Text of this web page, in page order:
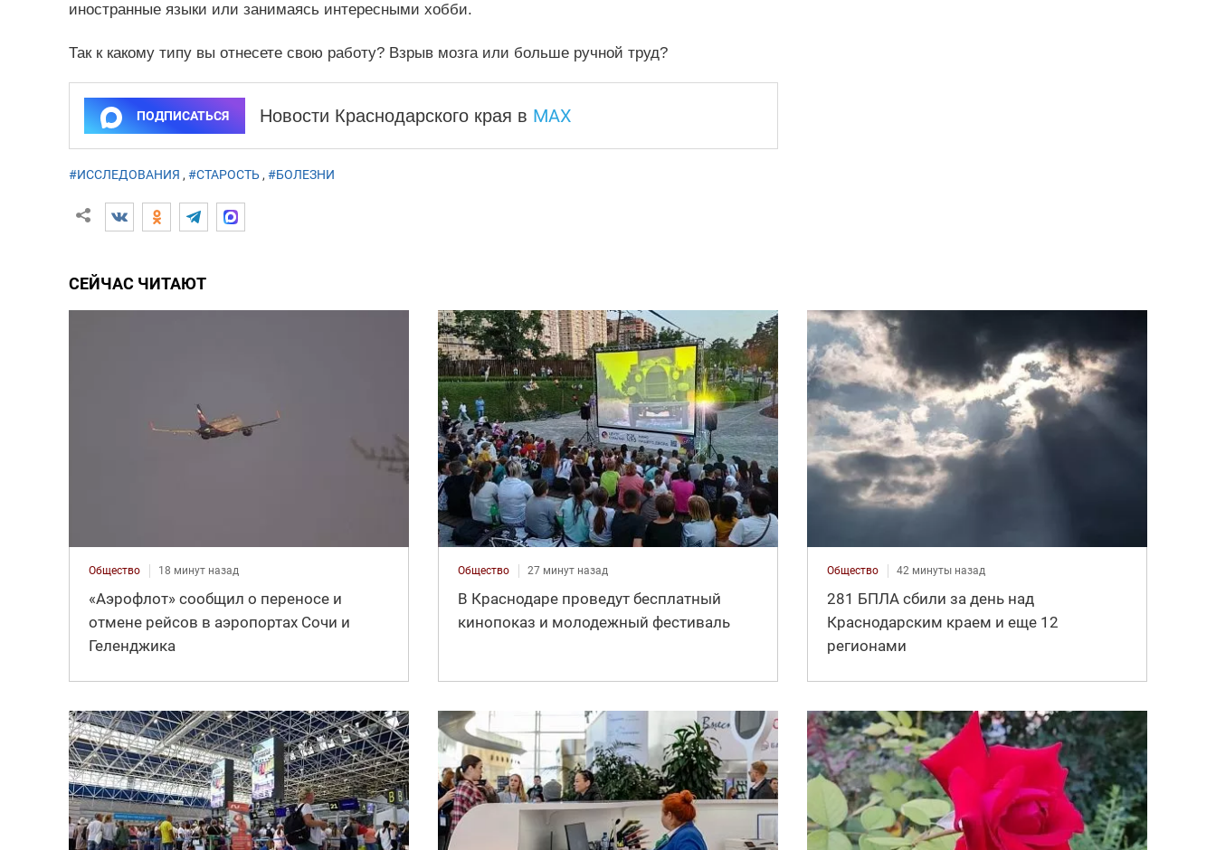
иностранные языки или занимаясь интересными хобби.
Так к какому типу вы отнесете свою работу? Взрыв мозга или больше ручной труд?
ПОДПИСАТЬСЯ Новости Краснодарского края в MAX
#ИССЛЕДОВАНИЯ , #СТАРОСТЬ, #БОЛЕЗНИ
СЕЙЧАС ЧИТАЮТ
Общество 18 минут назад
«Аэрофлот» сообщил о переносе и
отмене рейсов в аэропортах Сочи и
Геленджика
Общество 27 минут назад
В Краснодаре проведут бесплатный
кинопоказ и молодежный фестиваль
Общество 42 минуты назад
281 БПЛА сбили за день над
Краснодарским краем и еще 12
регионами